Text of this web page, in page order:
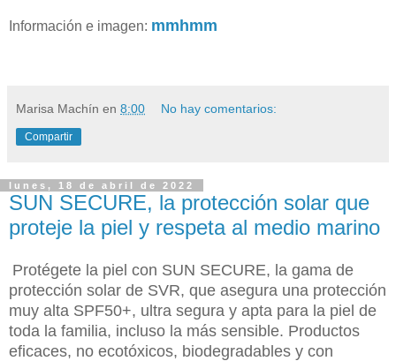
Información e imagen: mmhmm
Marisa Machín en 8:00 No hay comentarios:
Compartir
lunes, 18 de abril de 2022
SUN SECURE, la protección solar que
proteje la piel y respeta al medio marino
Protégete la piel con SUN SECURE, la gama de
protección solar de SVR, que asegura una protección
muy alta SPF50+, ultra segura y apta para la piel de
toda la familia, incluso la más sensible. Productos
eficaces, no ecotóxicos, biodegradables y con